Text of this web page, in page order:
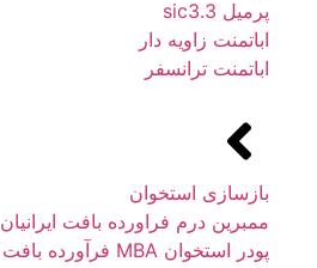
پرمیل sic3.3
اباتمنت زاویه دار
اباتمنت ترانسفر
بازسازی استخوان
ممبرین درم فراورده بافت ایرانیان
پودر استخوان MBA فرآورده بافت ایرانیان